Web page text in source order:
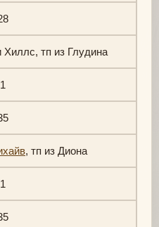
тп из Глудина
1
, тп из Диона
1